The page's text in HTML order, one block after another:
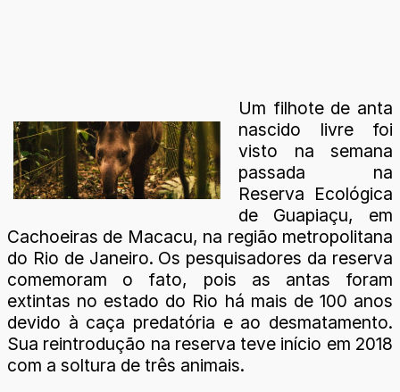
Um filhote de anta
nascido livre foi
visto na semana
passada na
Reserva Ecológica
de Guapiaçu, em
Cachoeiras de Macacu, na região metropolitana
do Rio de Janeiro. Os pesquisadores da reserva
comemoram o fato, pois as antas foram
extintas no estado do Rio há mais de 100 anos
devido à caça predatória e ao desmatamento.
Sua reintrodução na reserva teve início em 2018
com a soltura de três animais.